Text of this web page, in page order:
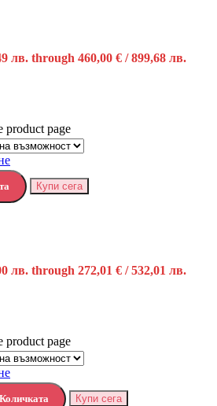
лв. through 460,00 € / 899,68 лв.
product page
Купи сега
лв. through 272,01 € / 532,01 лв.
product page
Купи сега